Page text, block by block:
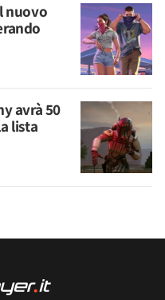
nuovo
avrà 50
lista